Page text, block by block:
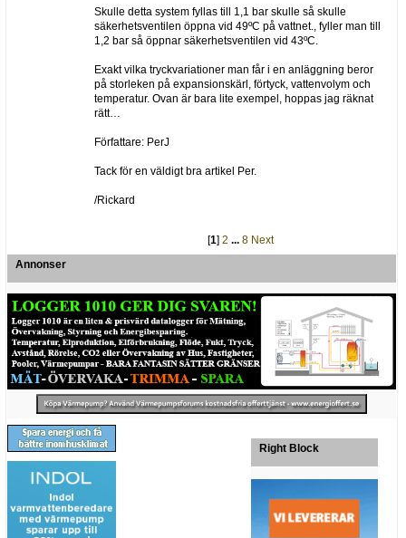
Skulle detta system fyllas till 1,1 bar skulle så skulle
säkerhetsventilen öppna vid 49ºC på vattnet., fyller man till
1,2 bar så öppnar säkerhetsventilen vid 43ºC.
Exakt vilka tryckvariationer man får i en anläggning beror
på storleken på expansionskärl, förtyck, vattenvolym och
temperatur. Ovan är bara lite exempel, hoppas jag räknat
rätt…
Författare: PerJ
Tack för en väldigt bra artikel Per.
/Rickard
[1] 2 ... 8 Next
Annonser
Right Block